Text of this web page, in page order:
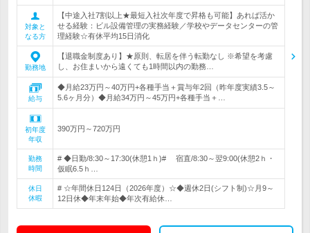
対象と
なる方
【中途入社7割以上★最短入社次年度で昇格も可能】あれば活か
せる経験：ビル設備管理の実務経験／学校やデータセンターの管
理経験☆有休平均15日消化
勤務地
【退職金制度あり】★原則、転居を伴う転勤なし ※希望を考慮
し、お住まいから遠くても1時間以内の勤務…
給与
◆月給23万円～40万円+各種手当＋賞与年2回（昨年度実績3.5～
5.6ヶ月分）◆月給34万円～45万円+各種手当＋…
初年度
年収
390万円～720万円
勤務
時間
# ◆日勤/8:30～17:30(休憩1ｈ)# 宿直/8:30～翌9:00(休憩2ｈ・
仮眠6.5ｈ…
休日
休暇
# ☆年間休日124日（2026年度）☆◆週休2日(シフト制)☆月9～
12日休◆年末年始◆年次有給休…